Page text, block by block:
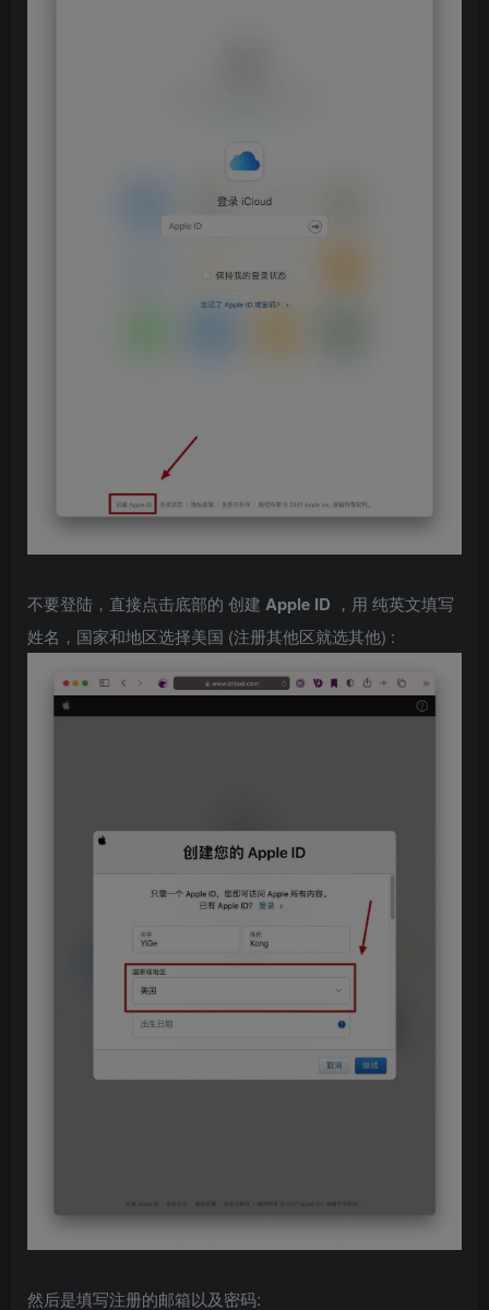
不要登陆，直接点击底部的 创建 Apple ID ，用 纯英文填写
姓名，国家和地区选择美国 (注册其他区就选其他) :
然后是填写注册的邮箱以及密码: